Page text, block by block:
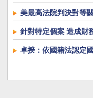
美最高法院判決對等
針對特定個案 造成財
署
卓揆：依國籍法認定